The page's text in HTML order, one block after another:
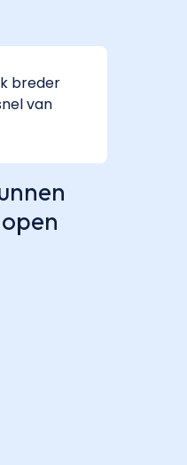
breder
van